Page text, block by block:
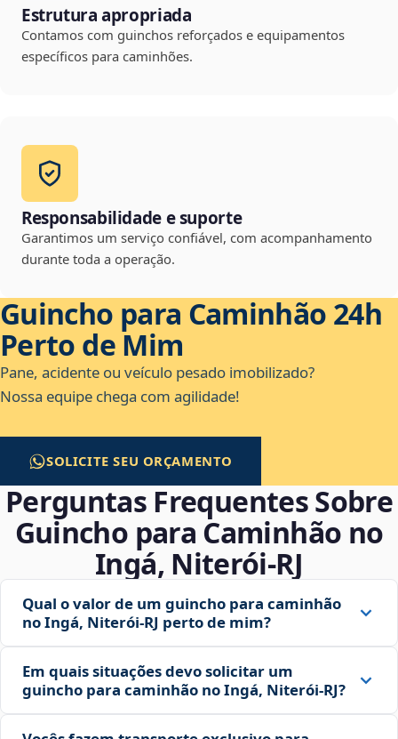
Estrutura apropriada
Contamos com guinchos reforçados e equipamentos
específicos para caminhões.
Responsabilidade e suporte
Garantimos um serviço confiável, com acompanhamento
durante toda a operação.
Guincho para Caminhão 24h
Perto de Mim
Pane, acidente ou veículo pesado imobilizado?
Nossa equipe chega com agilidade!
SOLICITE SEU ORÇAMENTO
Perguntas Frequentes Sobre
Guincho para Caminhão no
Ingá, Niterói‑RJ
Qual o valor de um guincho para caminhão
no Ingá, Niterói‑RJ perto de mim?
Em quais situações devo solicitar um
guincho para caminhão no Ingá, Niterói‑RJ?